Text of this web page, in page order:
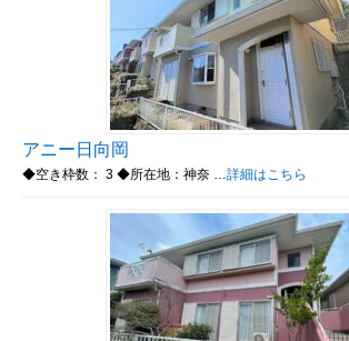
アニー日向岡
◆空き枠数： 3 ◆所在地：神奈 … 詳細はこちら